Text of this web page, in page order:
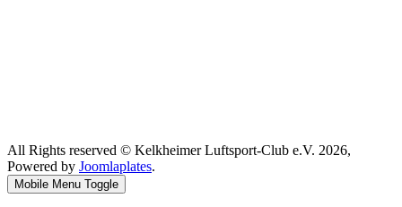
All Rights reserved © Kelkheimer Luftsport-Club e.V. 2026,
Powered by Joomlaplates.
Mobile Menu Toggle